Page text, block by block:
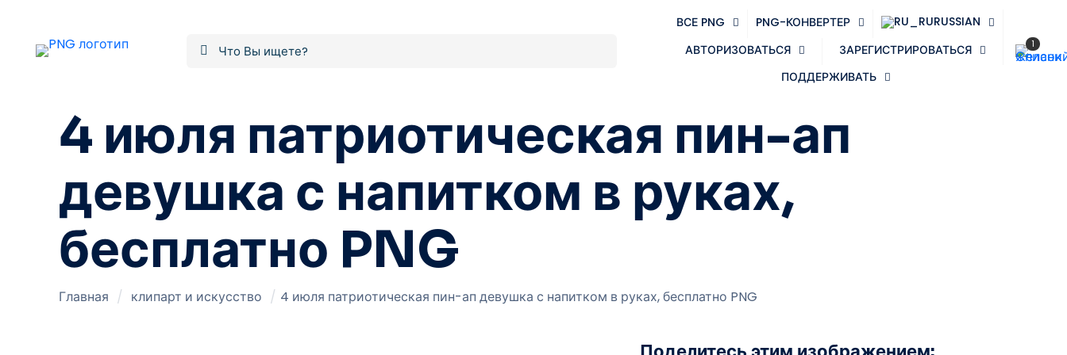
ВСЕ PNG PNG-КОНВЕРТЕР
RUSSIAN
АВТОРИЗОВАТЬСЯ
ЗАРЕГИСТРИРОВАТЬСЯ
ПОДДЕРЖИВАТЬ
1
4 июля патриотическая пин-ап
девушка с напитком в руках,
бесплатно PNG
Главная / клипарт и искусство / 4 июля патриотическая пин-ап девушка с напитком в руках, бесплатно PNG